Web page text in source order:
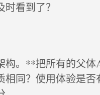
看到了？
。**把所有的父体
相同？使用体验是